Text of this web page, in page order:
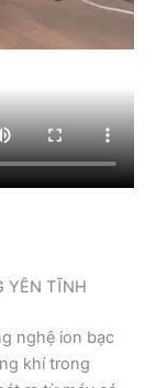
YÊN TĨNH
nghệ ion bạc
khí trong